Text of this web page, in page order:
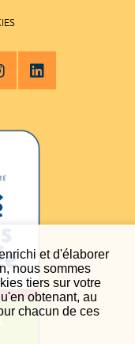
et d'élaborer
nous sommes
tiers sur votre
obtenant, au
chacun de ces